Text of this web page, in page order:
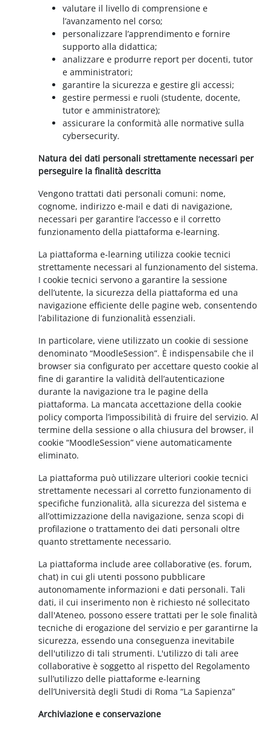
valutare il livello di comprensione e
l’avanzamento nel corso;
personalizzare l’apprendimento e fornire
supporto alla didattica;
analizzare e produrre report per docenti, tutor
e amministratori;
garantire la sicurezza e gestire gli accessi;
gestire permessi e ruoli (studente, docente,
tutor e amministratore);
assicurare la conformità alle normative sulla
cybersecurity.
Natura dei dati personali strettamente necessari per
perseguire la finalità descritta
Vengono trattati dati personali comuni: nome,
cognome, indirizzo e-mail e dati di navigazione,
necessari per garantire l’accesso e il corretto
funzionamento della piattaforma e-learning.
La piattaforma e-learning utilizza cookie tecnici
strettamente necessari al funzionamento del sistema.
I cookie tecnici servono a garantire la sessione
dell’utente, la sicurezza della piattaforma ed una
navigazione efficiente delle pagine web, consentendo
l’abilitazione di funzionalità essenziali.
In particolare, viene utilizzato un cookie di sessione
denominato “MoodleSession”. È indispensabile che il
browser sia configurato per accettare questo cookie al
fine di garantire la validità dell’autenticazione
durante la navigazione tra le pagine della
piattaforma. La mancata accettazione della cookie
policy comporta l’impossibilità di fruire del servizio. Al
termine della sessione o alla chiusura del browser, il
cookie “MoodleSession” viene automaticamente
eliminato.
La piattaforma può utilizzare ulteriori cookie tecnici
strettamente necessari al corretto funzionamento di
specifiche funzionalità, alla sicurezza del sistema e
all’ottimizzazione della navigazione, senza scopi di
profilazione o trattamento dei dati personali oltre
quanto strettamente necessario.
La piattaforma include aree collaborative (es. forum,
chat) in cui gli utenti possono pubblicare
autonomamente informazioni e dati personali. Tali
dati, il cui inserimento non è richiesto né sollecitato
dall'Ateneo, possono essere trattati per le sole finalità
tecniche di erogazione del servizio e per garantirne la
sicurezza, essendo una conseguenza inevitabile
dell'utilizzo di tali strumenti. L'utilizzo di tali aree
collaborative è soggetto al rispetto del Regolamento
sull’utilizzo delle piattaforme e-learning
dell’Università degli Studi di Roma “La Sapienza”
Archiviazione e conservazione